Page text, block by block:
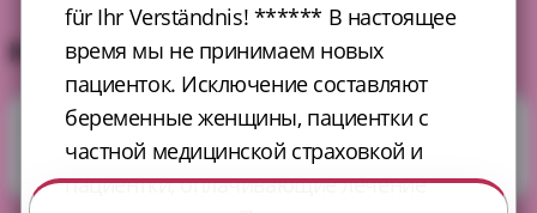
für Ihr Verständnis! ****** В настоящее
время мы не принимаем новых
пациенток. Исключение составляют
беременные женщины, пациентки с
частной медицинской страховкой и
пациентки, оплачивающие лечение
Ihre Buchung
Leistungen
Bitte wählen Sie Ihre gewünschten Leistungen aus